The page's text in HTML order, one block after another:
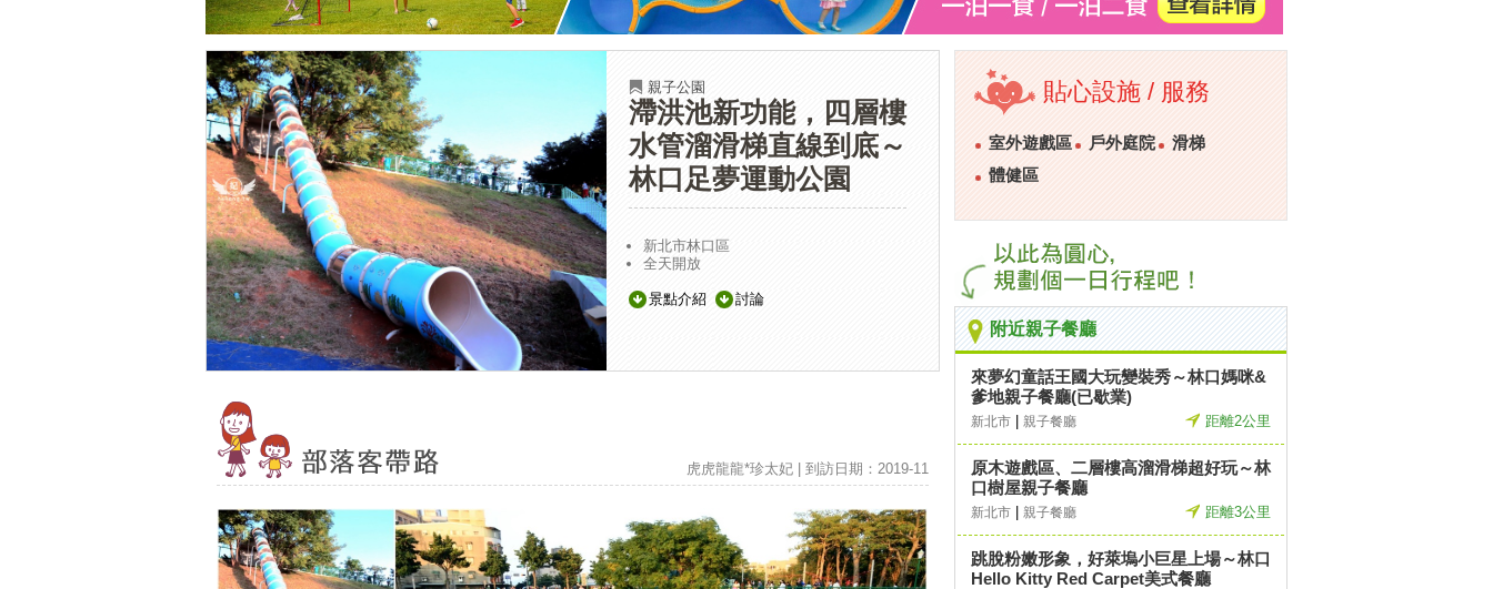
親子公園
滯洪池新功能，四層樓
水管溜滑梯直線到底～
林口足夢運動公園
新北市林口區
全天開放
景點介紹 討論
虎虎龍龍*珍太妃 | 到訪日期：2019-11
貼心設施 / 服務
室外遊戲區 戶外庭院
滑梯
體健區
附近親子餐廳
來夢幻童話王國大玩變裝秀～林口媽咪&
爹地親子餐廳(已歇業)
新北市 親子餐廳 距離2公里
原木遊戲區、二層樓高溜滑梯超好玩～林
口樹屋親子餐廳
新北市 親子餐廳 距離3公里
跳脫粉嫩形象，好萊塢小巨星上場～林口
Hello Kitty Red Carpet美式餐廳